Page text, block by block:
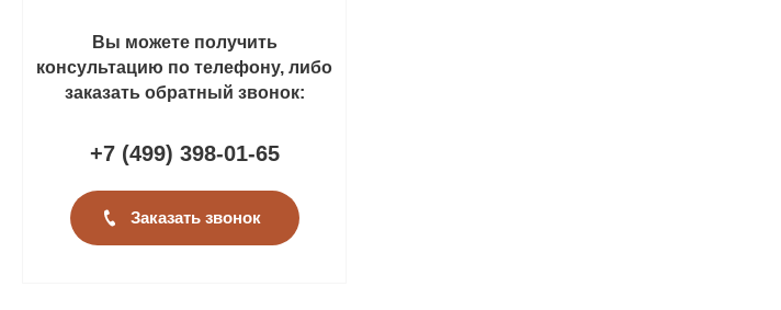
Вы можете получить
консультацию по телефону, либо
заказать обратный звонок:
+7 (499) 398-01-65
Заказать звонок